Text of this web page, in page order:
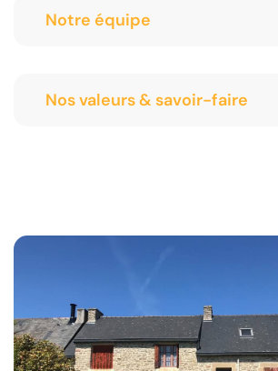
Notre équipe
Nos valeurs & savoir-faire